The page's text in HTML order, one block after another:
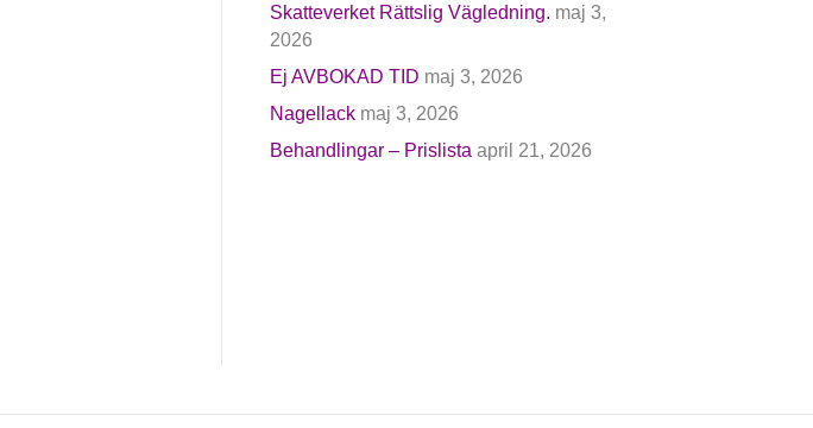
Skatteverket Rättslig Vägledning. maj 3,
2026
Ej AVBOKAD TID maj 3, 2026
Nagellack maj 3, 2026
Behandlingar – Prislista april 21, 2026